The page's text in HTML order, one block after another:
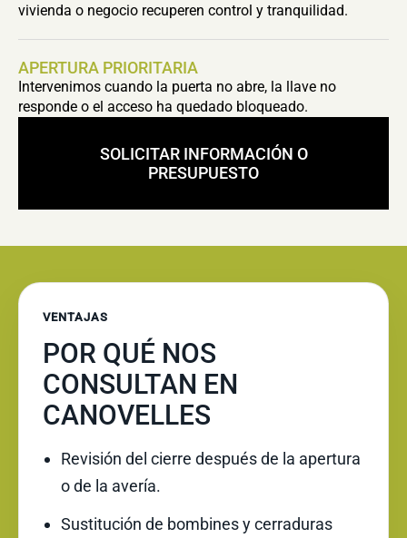
vivienda o negocio recuperen control y tranquilidad.
APERTURA PRIORITARIA
Intervenimos cuando la puerta no abre, la llave no
responde o el acceso ha quedado bloqueado.
SOLICITAR INFORMACIÓN O
PRESUPUESTO
VENTAJAS
POR QUÉ NOS
CONSULTAN EN
CANOVELLES
Revisión del cierre después de la apertura
o de la avería.
Sustitución de bombines y cerraduras